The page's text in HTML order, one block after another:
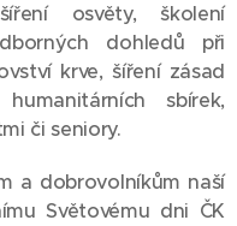
osvěty, školení
dohledů při
krve, šíření zásad
sbírek,
či seniory.
a dobrovolníkům naší
Světovému dni ČK